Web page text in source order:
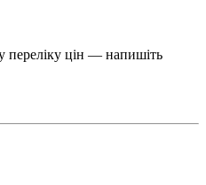
переліку цін — напишіть